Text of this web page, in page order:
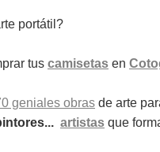
portátil?
tus camisetas en
geniales obras de arte
artistas que